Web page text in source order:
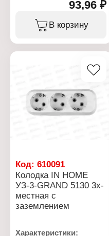
Тип товара: Колодка
Модель: У-3-GRAND
Количество розеток: 3
Номинальный ток: 10 А
2200 Вт
Материал: пластик
Выключатель: без
выключателя
93,96 ₽
В корзину
Код: 610091
Колодка IN HOME
УЗ-3-GRAND 5130 3х-
местная с
заземлением
Характеристики: